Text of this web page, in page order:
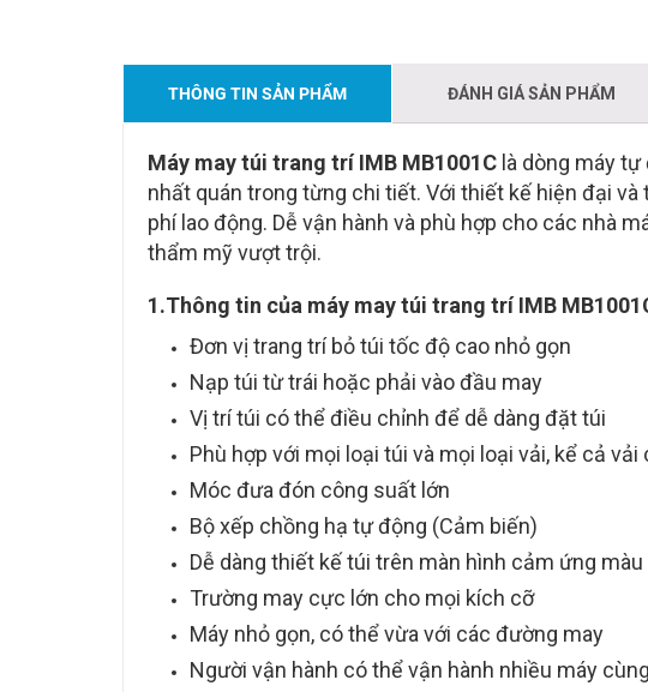
THÔNG TIN SẢN PHẨM ĐÁNH GIÁ SẢN PHẨM
Máy may túi trang trí IMB MB1001C là dòng máy
nhất quán trong từng chi tiết. Với thiết kế hiện đại
phí lao động. Dễ vận hành và phù hợp cho các nhà
thẩm mỹ vượt trội.
1.Thông tin của máy may túi trang trí IMB
Đơn vị trang trí bỏ túi tốc độ cao nhỏ gọn
Nạp túi từ trái hoặc phải vào đầu may
Vị trí túi có thể điều chỉnh để dễ dàng đặt túi
Phù hợp với mọi loại túi và mọi loại vải, kể cả vải
Móc đưa đón công suất lớn
Bộ xếp chồng hạ tự động (Cảm biến)
Dễ dàng thiết kế túi trên màn hình cảm ứng
Trường may cực lớn cho mọi kích cỡ
Máy nhỏ gọn, có thể vừa với các đường may
Người vận hành có thể vận hành nhiều máy